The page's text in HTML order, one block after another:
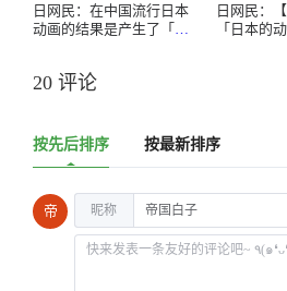
日网民：在中国流行日本
动画的结果是产生了「胖
日网民：
「日本的
20 评论
按先后排序 按最新排序
帝 昵称